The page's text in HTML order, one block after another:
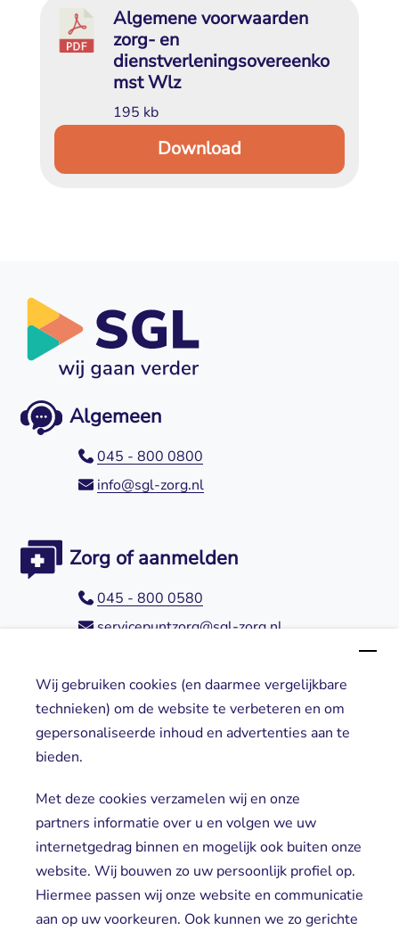
Wij gebruiken cookies (en daarmee vergelijkbare
technieken) om de website te verbeteren en om
gepersonaliseerde inhoud en advertenties aan te
bieden.
Met deze cookies verzamelen wij en onze
partners informatie over u en volgen we uw
internetgedrag binnen en mogelijk ook buiten onze
website. Wij bouwen zo uw persoonlijk profiel op.
Hiermee passen wij onze website en communicatie
aan op uw voorkeuren. Ook kunnen we zo gerichte
Algemene voorwaarden
zorg- en
dienstverleningsovereenko
mst Wlz
195 kb
Download
Algemeen
045 - 800 0800
info@sgl-zorg.nl
Zorg of aanmelden
045 - 800 0580
servicepuntzorg@sgl-zorg.nl
Direct naar
Locaties
Vrijwilligers